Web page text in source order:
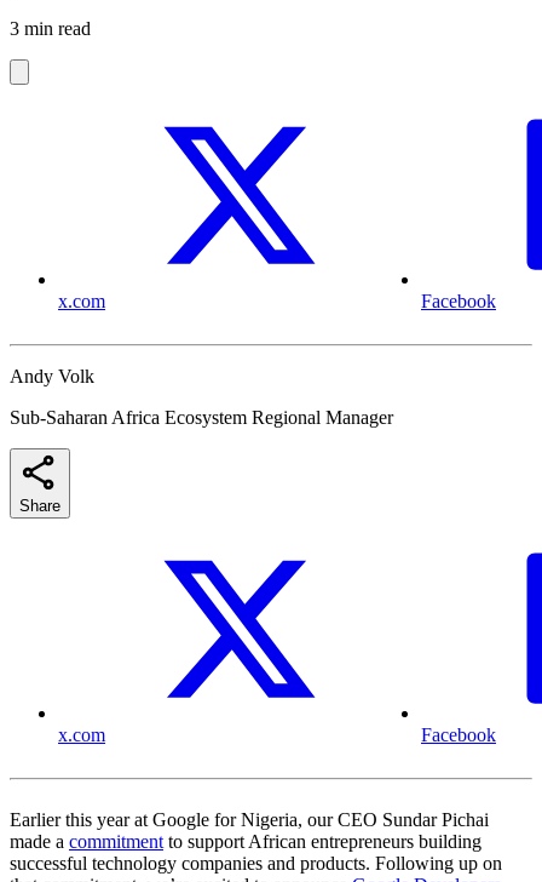
3 min read
x.com Facebook
Andy Volk
Sub-Saharan Africa Ecosystem Regional Manager
Share
x.com Facebook
Earlier this year at Google for Nigeria, our CEO Sundar Pichai
made a commitmentto support African entrepreneurs building
successful technology companies and products. Following up on